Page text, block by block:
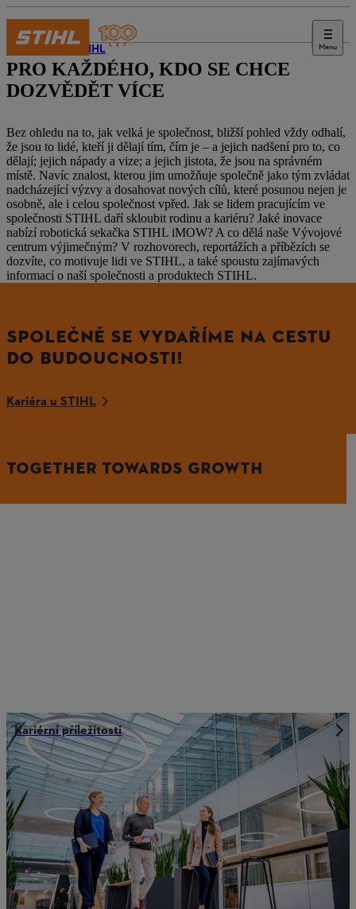
Menu
Svět STIHL
PRO KAŽDÉHO, KDO SE CHCE
DOZVĚDĚT VÍCE
Bez ohledu na to, jak velká je společnost, bližší pohled vždy odhalí,
že jsou to lidé, kteří ji dělají tím, čím je – a jejich nadšení pro to, co
dělají; jejich nápady a vize; a jejich jistota, že jsou na správném
místě. Navíc znalost, kterou jim umožňuje společně jako tým zvládat
nadcházející výzvy a dosahovat nových cílů, které posunou nejen je
osobně, ale i celou společnost vpřed. Jak se lidem pracujícím ve
společnosti STIHL daří skloubit rodinu a kariéru? Jaké inovace
nabízí robotická sekačka STIHL iMOW? A co dělá naše Vývojové
centrum výjimečným? V rozhovorech, reportážích a příbězích se
dozvíte, co motivuje lidi ve STIHL, a také spoustu zajímavých
informací o naší společnosti a produktech STIHL.
SPOLEČNĚ SE VYDAŘÍME NA CESTU
DO BUDOUCNOSTI!
Kariéra u STIHL
TOGETHER TOWARDS GROWTH
Kariérní příležitosti